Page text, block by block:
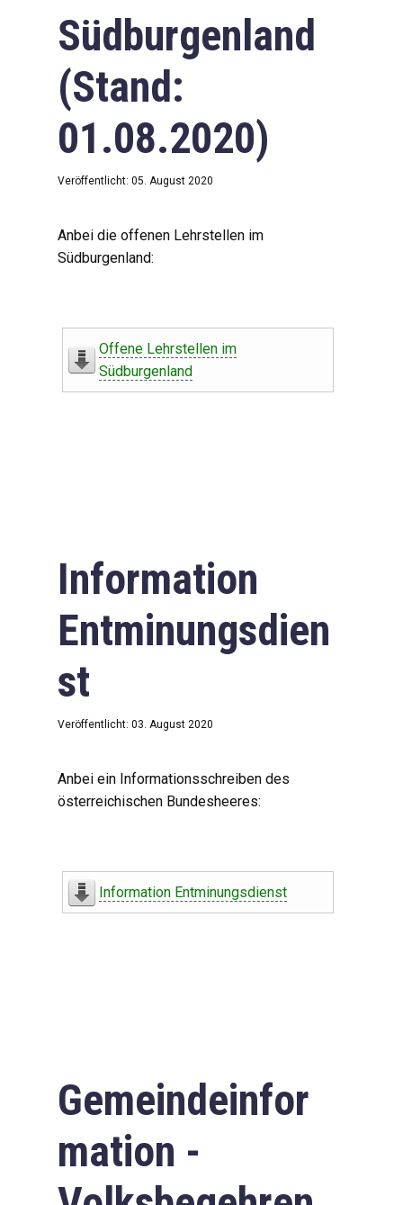
Südburgenland
(Stand:
01.08.2020)
Veröffentlicht: 05. August 2020
Anbei die offenen Lehrstellen im
Südburgenland:
Offene Lehrstellen im
Südburgenland
Information
Entminungsdien
st
Veröffentlicht: 03. August 2020
Anbei ein Informationsschreiben des
österreichischen Bundesheeres:
Information Entminungsdienst
Gemeindeinfor
mation -